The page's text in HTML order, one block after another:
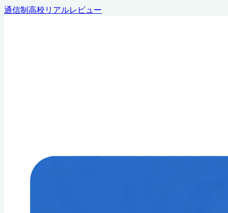
通信制高校リアルレビュー